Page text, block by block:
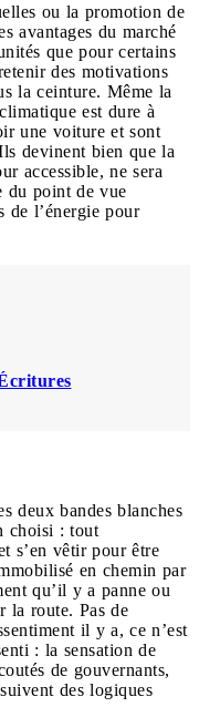
ou la promotion de
avantages du marché
que pour certains
des motivations
la ceinture. Même la
est dure à
une voiture et sont
devinent bien que la
accessible, ne sera
du point de vue
de l’énergie pour
deux bandes blanches
choisi : tout
s’en vêtir pour être
en chemin par
qu’il y a panne ou
la route. Pas de
il y a, ce n’est
: la sensation de
de gouvernants,
des logiques